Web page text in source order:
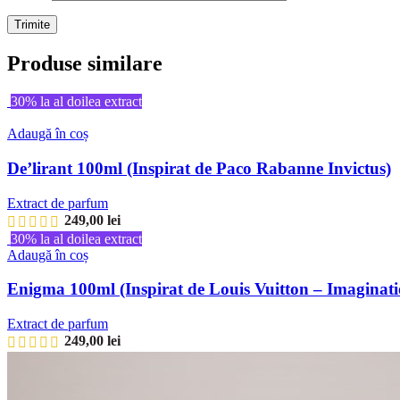
Produse similare
30% la al doilea extract
Adaugă în coș
De’lirant 100ml (Inspirat de Paco Rabanne Invictus)
Extract de parfum
249,00 lei
30% la al doilea extract
Adaugă în coș
Enigma 100ml (Inspirat de Louis Vuitton –
Extract de parfum
249,00 lei